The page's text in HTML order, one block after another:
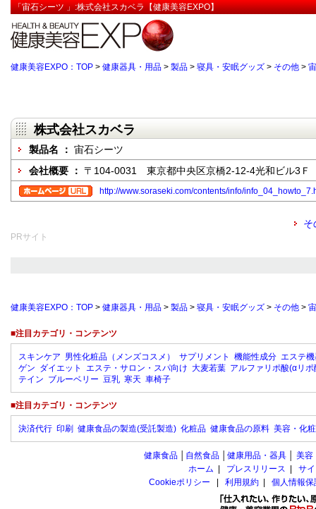
「宙石シーツ 」:株式会社スカベラ【健康美容EXPO】
健康美容EXPO：TOP > 健康器具・用品 > 製品 > 寝具・安眠グッズ > その他 >
株式会社スカベラ
製品名 ： 宙石シーツ
会社概要 ： 〒104-0031 東京都中央区京橋2-12-4光和ビル3Ｆ
http://www.soraseki.com/contents/info/
そ
PRサイト
健康美容EXPO：TOP > 健康器具・用品 > 製品 > 寝具・安眠グッズ > その他 >
■注目カテゴリ・コンテンツ
スキンケア 男性化粧品（メンズコスメ） サプリメント 機能性成分 エステ
ゲン ダイエット エステ・サロン・スパ向け 大麦若葉 アルファリポ酸(αリポ
テイン ブルーベリー 豆乳 寒天 車椅子
■注目カテゴリ・コンテンツ
決済代行 印刷 健康食品の製造(受託製造) 化粧品 健康食品の原料 美容・化
健康食品 自然食品 健康用品・器具 美容
ホーム
プレスリリース
サ
Cookieポリシー
利用規約 個人情報